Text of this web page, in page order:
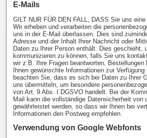
E-Mails
GILT NUR FÜR DEN FALL, DASS Sie uns
Wir erheben und verarbeiten die
uns in der E-Mail überlassen. Dies sind
Adresse und der Inhalt Ihrer Nachricht oder
Daten zu Ihrer Person enthält. Dies geschieht,
kommunizieren zu können, falls Sie uns
wir z.B. Ihre Fragen beantworten, Bestellungen
Ihnen gewünschte Informationen zur
beachten Sie, dass es sich bei Daten zu Ihrer
uns übermitteln, um besondere
von Art. 9 Abs. I DGSVO handelt. Bei der
Mail kann die vollständige Datensicherheit von
gewährleistet werden, so dass wir Ihnen bei
Informationen den Postweg empfehlen.
Verwendung von Google Webfonts